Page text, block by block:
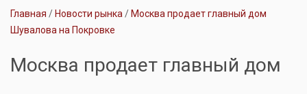
Главная Новости рынка
Москва продает главный дом
Шувалова на Покровке
Москва продает главный дом